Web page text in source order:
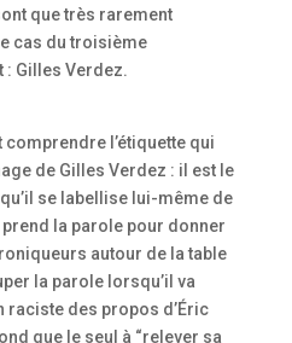
que très rarement
cas du troisième
: Gilles Verdez.
l’étiquette qui
de Gilles Verdez : il est le
se labellise lui-même de
prend la parole pour donner
autour de la table
la parole lorsqu’il va
des propos d’Éric
que le seul à “relever sa